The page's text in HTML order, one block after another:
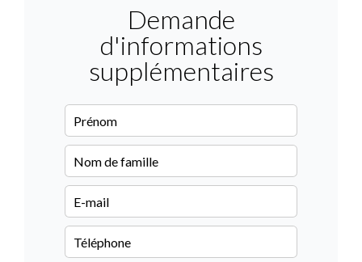
Demande
d'informations
supplémentaires